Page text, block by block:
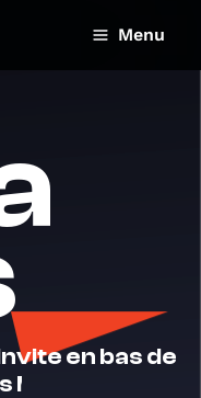
Menu
en bas de
!